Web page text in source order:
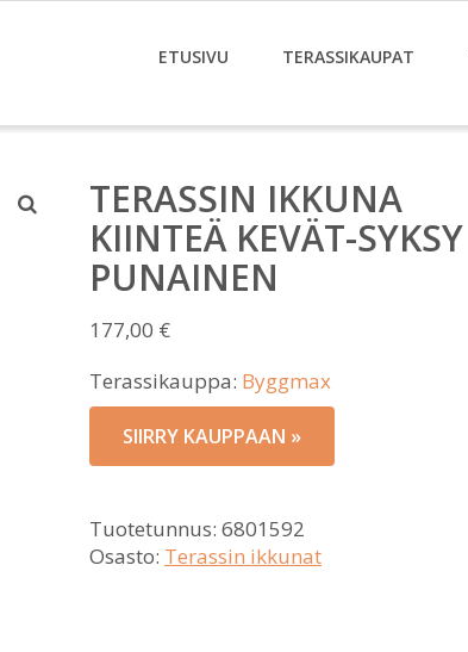
ETUSIVU TERASSIKAUPAT
TERASSIN IKKUNA
KIINTEÄ KEVÄT-SYKSY
PUNAINEN
177,00 €
Terassikauppa: Byggmax
SIIRRY KAUPPAAN »
Tuotetunnus: 6801592
Osasto: Terassin ikkunat